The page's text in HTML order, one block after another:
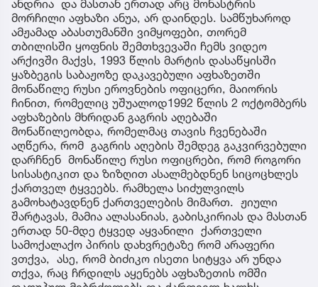
ანდრია და მასთან ერთად არც მონასტრის
მორჩილი აფხაზი ანუა, არ დაინდეს. სამწუხაროდ
ამჟამად აბასთუმანში ვიმყოფები, თორემ
თბილისში ყოფნის შემთხვევაში ჩემს ვიდეო
არქივში მაქვს, 1993 წლის მარტის დასაწყისში
ყაზბეგის საბაჟოზე დაკავებული აფხაზეთში
მონაწილე რუსი ეროვნების ოფიცერი, მაიორის
ჩინით, რომელიც უშუალოდ1992 წლის 2 ოქტომბერს
აფხაზების მხრიდან გაგრის აღებაში
მონაწილეობდა, რომელმაც თავის ჩვენებაში
აღწერა, რომ გაგრის აღების შემდეგ გაკვირვებული
დარჩნენ მონაწილე რუსი ოფიცრები, რომ როგორი
სისასტიკით და ზიზღით ასალმებდნენ სიცოცხლეს
ქართველ ტყვეებს. რამხელა სიძულვილს
გამოხატავდნენ ქართველების მიმართ. ჟიული
შარტავას, მამია ალასანიას, გაბისკირიას და მასთან
ერთად 50-მდე ტყვედ აყვანილი ქართველი
სამოქალაქო პირის დახვრეტაზე რომ არაფერი
ვთქვა, ასე, რომ ბიძიკო ისეთი სიტყვა არ უნდა
თქვა, რაც ჩრდილს აყენებს აფხაზეთის ომში